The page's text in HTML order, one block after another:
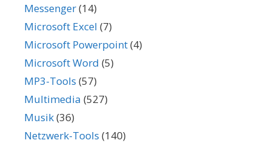
Messenger(14)
Microsoft Excel (7)
Microsoft Powerpoint(4)
Microsoft Word (5)
MP3-Tools (57)
Multimedia (527)
Musik(36)
Netzwerk-Tools (140)